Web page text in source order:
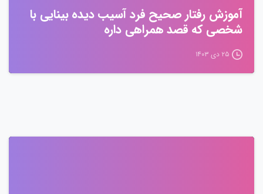
آموزش رفتار صحیح فرد آسیب دیده بینایی با
شخصی که قصد همراهی داره
۲۵ دی ۱۴۰۳